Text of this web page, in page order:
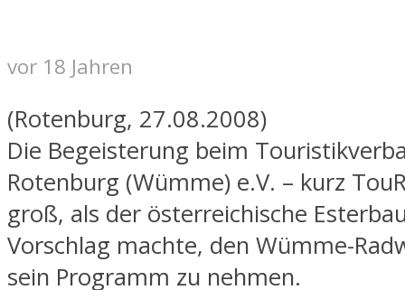
vor 18 Jahren
(Rotenburg, 27.08.2008)
Die Begeisterung beim
Rotenburg (Wümme) e.V. – kurz
groß, als der österreichische
Vorschlag machte, den Wümme-
sein Programm zu nehmen.